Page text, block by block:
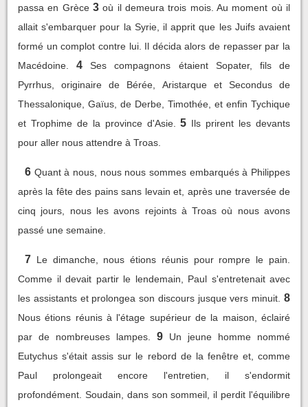
passa en Grèce 3 où il demeura trois mois. Au moment où il
allait s'embarquer pour la Syrie, il apprit que les Juifs avaient
formé un complot contre lui. Il décida alors de repasser par la
Macédoine.
4
Ses compagnons étaient Sopater, fils de
Pyrrhus, originaire de Bérée, Aristarque et Secondus de
Thessalonique, Gaïus, de Derbe, Timothée, et enfin Tychique
et Trophime de la province d'Asie.
5 Ils prirent les devants
pour aller nous attendre à Troas.
6 Quant à nous, nous nous sommes embarqués à Philippes
après la fête des pains sans levain et, après une traversée de
cinq jours, nous les avons rejoints à Troas où nous avons
passé une semaine.
7 Le dimanche, nous étions réunis pour rompre le pain.
Comme il devait partir le lendemain, Paul s'entretenait avec
les assistants et prolongea son discours jusque vers minuit. 8
Nous étions réunis à l'étage supérieur de la maison, éclairé
par de nombreuses lampes.
9
Un jeune homme nommé
Eutychus s'était assis sur le rebord de la fenêtre et, comme
Paul prolongeait encore l'entretien, il s'endormit
profondément. Soudain, dans son sommeil, il perdit l'équilibre